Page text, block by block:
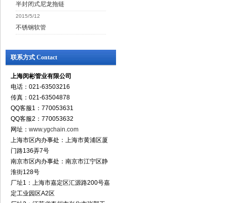
半封闭式尼龙拖链
2015/5/12
不锈钢软管
联系方式 Contact
上海闵彬管业有限公司
电话：021-63503216
传真：021-63504878
QQ客服1：770053631
QQ客服2：770053632
网址： www.ygchain.com
上海市区内办事处：上海市黄浦区厦
门路136弄7号
南京市区内办事处：南京市江宁区静
淮街128号
厂址1：上海市嘉定区汇源路200号嘉
定工业园区A2区